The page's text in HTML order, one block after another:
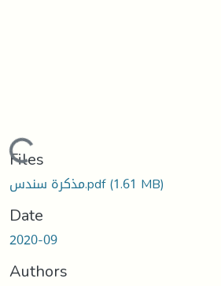
Loading...
Files
مذكرة سندس.pdf(1.61 MB)
Date
2020-09
Authors